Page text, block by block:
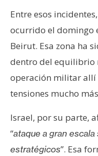
d
a
Entre esos
ocurrido el domingo
Beirut. Esa zona ha
dentro del equilibrio
operación militar allí
tensiones mucho
Israel, por su parte,
“ataque a gran
estratégicos”. Esa